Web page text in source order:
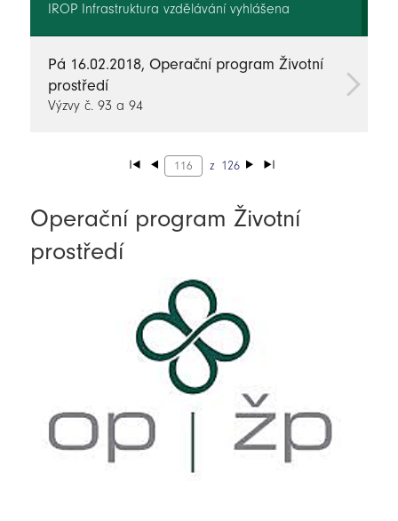
IROP Infrastruktura vzdělávání vyhlášena
Pá 16.02.2018, Operační program Životní
prostředí
Výzvy č. 93 a 94
z 126
Operační program Životní
prostředí